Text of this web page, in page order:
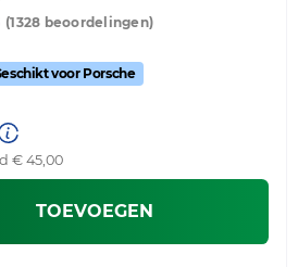
(1328 beoordelingen)
voor Porsche
€ 45,00
TOEVOEGEN